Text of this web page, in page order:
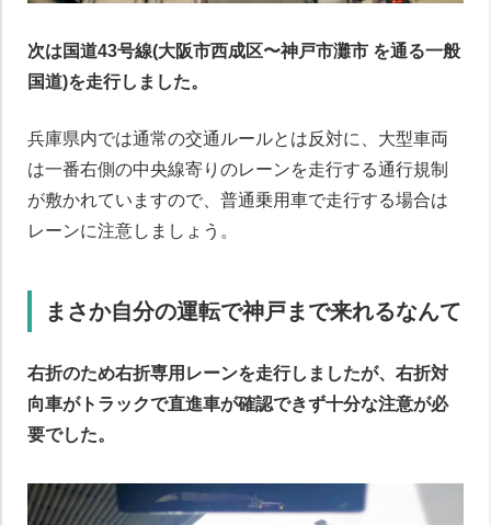
次は国道43号線(大阪市西成区〜神戸市灘市 を通る一般
国道)を走行しました。
兵庫県内では通常の交通ルールとは反対に、大型車両
は一番右側の中央線寄りのレーンを走行する通行規制
が敷かれていますので、普通乗用車で走行する場合は
レーンに注意しましょう。
まさか自分の運転で神戸まで来れるなんて
右折のため右折専用レーンを走行しましたが、右折対
向車がトラックで直進車が確認できず十分な注意が必
要でした。